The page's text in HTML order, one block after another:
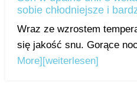
sobie chłodniejsze i
Wraz ze wzrostem
się jakość snu. Gorące
More] [weiterlesen]